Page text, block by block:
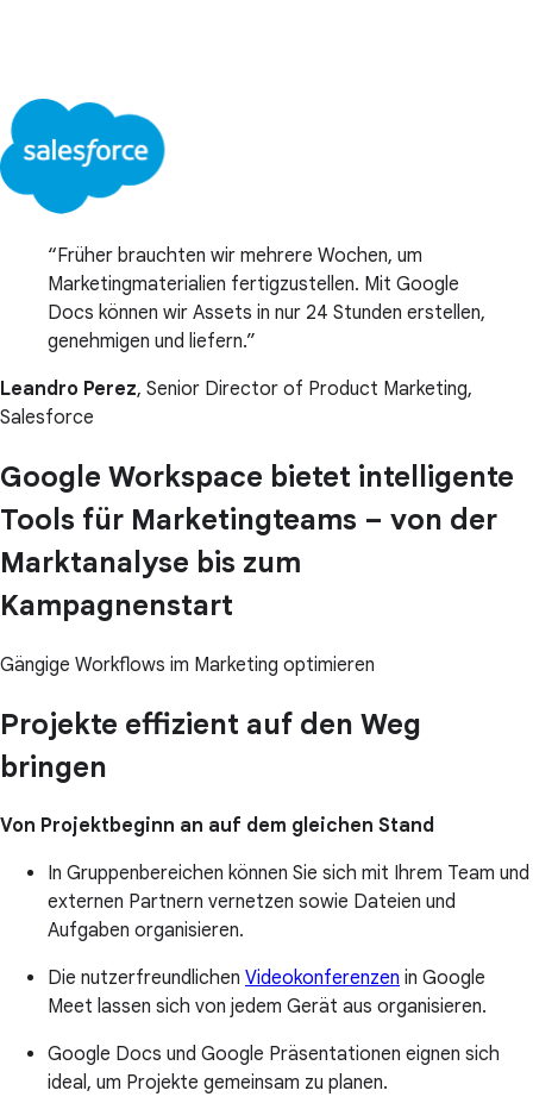
Früher brauchten wir mehrere Wochen, um
Marketingmaterialien fertigzustellen. Mit Google
Docs können wir Assets in nur 24 Stunden erstellen,
genehmigen und liefern.
Leandro Perez, Senior Director of Product Marketing,
Salesforce
Google Workspace bietet intelligente
Tools für Marketingteams – von der
Marktanalyse bis zum
Kampagnenstart
Gängige Workflows im Marketing optimieren
Projekte effizient auf den Weg
bringen
Von Projektbeginn an auf dem gleichen Stand
In Gruppenbereichen können Sie sich mit Ihrem Team und
externen Partnern vernetzen sowie Dateien und
Aufgaben organisieren.
Die nutzerfreundlichen Videokonferenzen in Google
Meet lassen sich von jedem Gerät aus organisieren.
Google Docs und Google Präsentationen eignen sich
ideal, um Projekte gemeinsam zu planen.